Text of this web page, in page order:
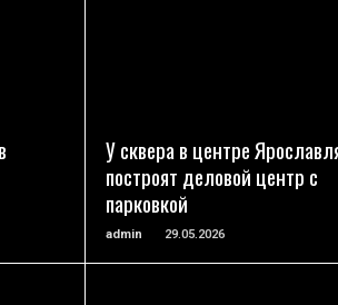
У сквера в центре
построят деловой центр с
парковкой
admin 29.05.2026